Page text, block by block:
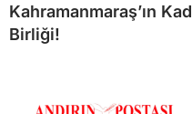
Kahramanmaraş’ın
Birliği!